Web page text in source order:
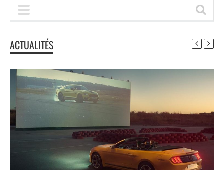
ACTUALITÉS